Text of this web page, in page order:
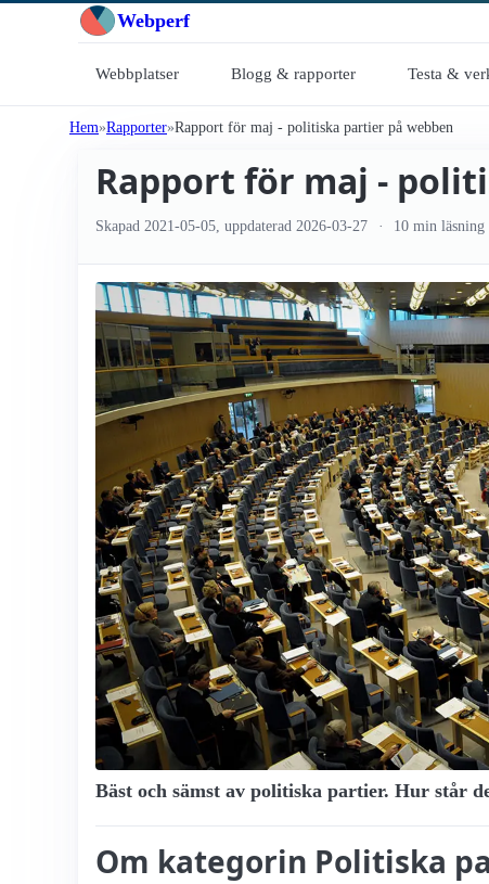
Webperf
Webbplatser Blogg & rapporter Testa &
Hem Rapporter Rapport för maj - politiska partier på webben
Rapport för maj -
Skapad 2021-05-05 , uppdaterad 2026-03-27 10 min läsning
Bäst och sämst av politiska partier. Hur står
Om kategorin Politiska